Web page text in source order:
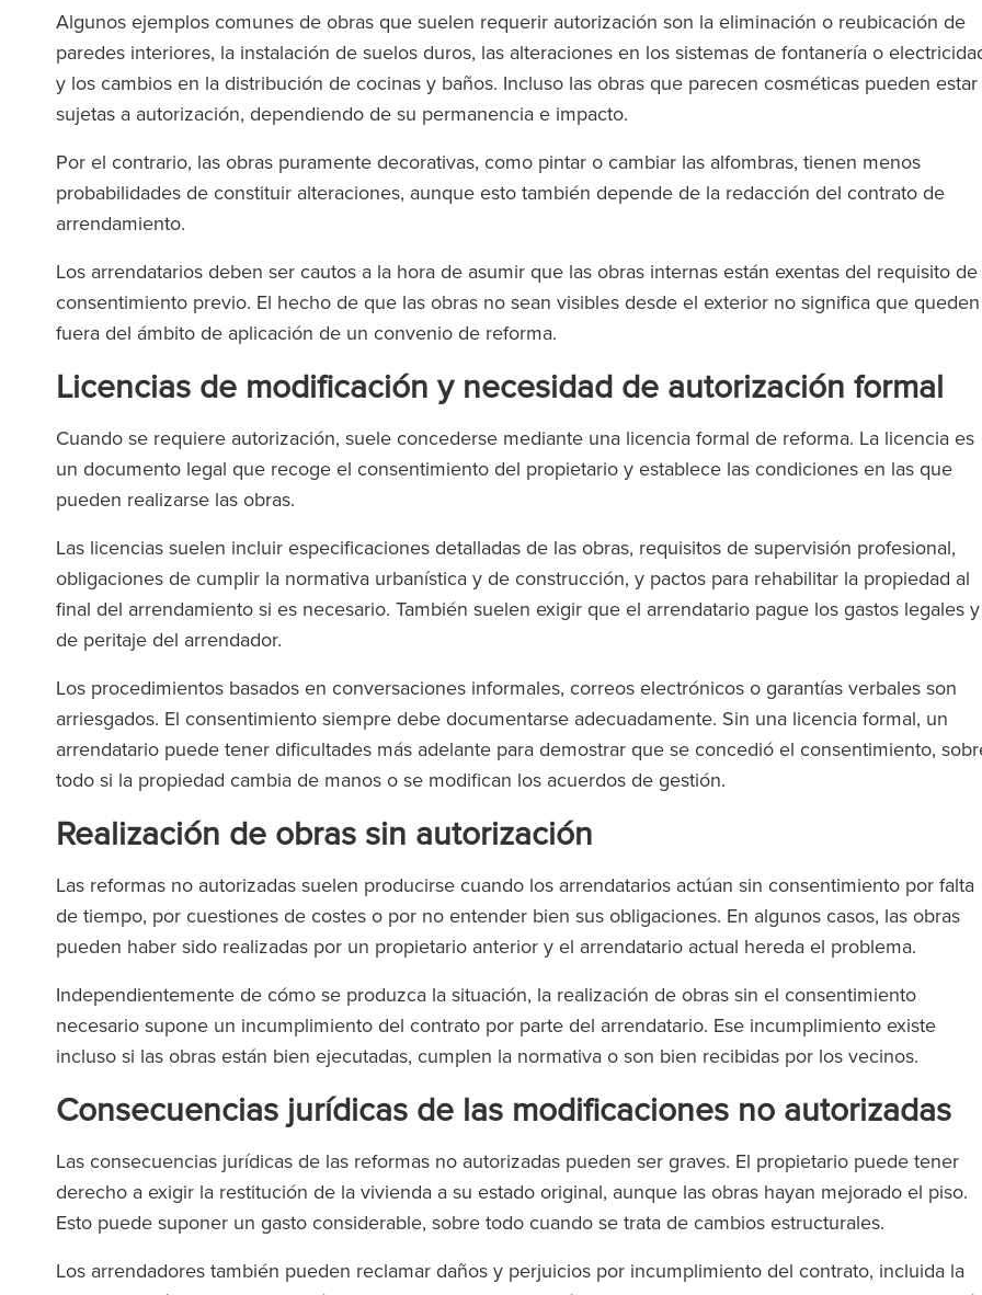
Algunos ejemplos comunes de obras que suelen requerir autorización son la eliminación o reubicación de
paredes interiores, la instalación de suelos duros, las alteraciones en los sistemas de fontanería o
y los cambios en la distribución de cocinas y baños. Incluso las obras que parecen cosméticas pueden estar
sujetas a autorización, dependiendo de su permanencia e impacto.
Por el contrario, las obras puramente decorativas, como pintar o cambiar las alfombras, tienen menos
probabilidades de constituir alteraciones, aunque esto también depende de la redacción del contrato de
arrendamiento.
Los arrendatarios deben ser cautos a la hora de asumir que las obras internas están exentas del requisito de
consentimiento previo. El hecho de que las obras no sean visibles desde el exterior no significa que queden
fuera del ámbito de aplicación de un convenio de reforma.
Licencias de modificación y necesidad de autorización formal
Cuando se requiere autorización, suele concederse mediante una licencia formal de reforma. La licencia es
un documento legal que recoge el consentimiento del propietario y establece las condiciones en las que
pueden realizarse las obras.
Las licencias suelen incluir especificaciones detalladas de las obras, requisitos de supervisión profesional,
obligaciones de cumplir la normativa urbanística y de construcción, y pactos para rehabilitar la propiedad al
final del arrendamiento si es necesario. También suelen exigir que el arrendatario pague los gastos legales y
de peritaje del arrendador.
Los procedimientos basados en conversaciones informales, correos electrónicos o garantías verbales son
arriesgados. El consentimiento siempre debe documentarse adecuadamente. Sin una licencia formal, un
arrendatario puede tener dificultades más adelante para demostrar que se concedió el consentimiento,
todo si la propiedad cambia de manos o se modifican los acuerdos de gestión.
Realización de obras sin autorización
Las reformas no autorizadas suelen producirse cuando los arrendatarios actúan sin consentimiento por falta
de tiempo, por cuestiones de costes o por no entender bien sus obligaciones. En algunos casos, las obras
pueden haber sido realizadas por un propietario anterior y el arrendatario actual hereda el problema.
Independientemente de cómo se produzca la situación, la realización de obras sin el consentimiento
necesario supone un incumplimiento del contrato por parte del arrendatario. Ese incumplimiento existe
incluso si las obras están bien ejecutadas, cumplen la normativa o son bien recibidas por los vecinos.
Consecuencias jurídicas de las modificaciones no autorizadas
Las consecuencias jurídicas de las reformas no autorizadas pueden ser graves. El propietario puede tener
derecho a exigir la restitución de la vivienda a su estado original, aunque las obras hayan mejorado el piso.
Esto puede suponer un gasto considerable, sobre todo cuando se trata de cambios estructurales.
Los arrendadores también pueden reclamar daños y perjuicios por incumplimiento del contrato, incluida la